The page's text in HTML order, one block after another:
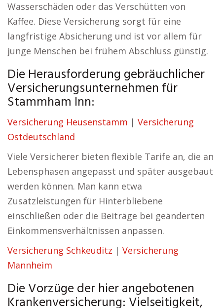
Wasserschäden oder das Verschütten von
Kaffee. Diese Versicherung sorgt für eine
langfristige Absicherung und ist vor allem für
junge Menschen bei frühem Abschluss günstig.
Die Herausforderung gebräuchlicher
Versicherungsunternehmen für
Stammham Inn:
Versicherung Heusenstamm | Versicherung
Ostdeutschland
Viele Versicherer bieten flexible Tarife an, die an
Lebensphasen angepasst und später ausgebaut
werden können. Man kann etwa
Zusatzleistungen für Hinterbliebene
einschließen oder die Beiträge bei geänderten
Einkommensverhältnissen anpassen.
Versicherung Schkeuditz | Versicherung
Mannheim
Die Vorzüge der hier angebotenen
Krankenversicherung: Vielseitigkeit,